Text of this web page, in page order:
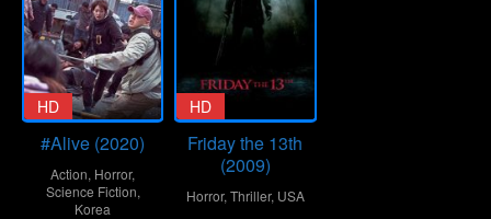
HD
#Alive (2020)
Action, Horror,
Science Fiction,
Korea
HD
Friday the 13th
(2009)
Horror, Thriller, USA